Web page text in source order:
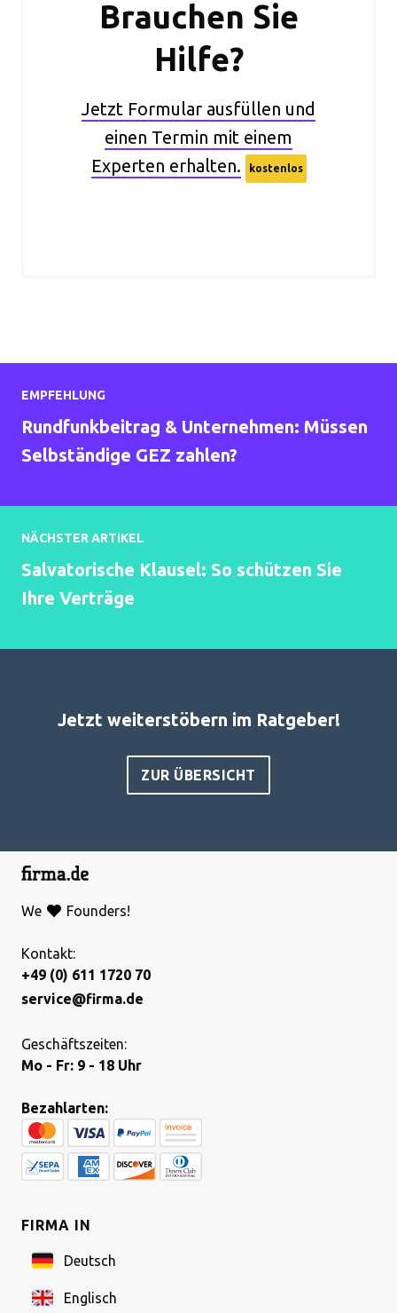
Brauchen Sie
Hilfe?
Jetzt Formular ausfüllen und
einen Termin mit einem
Experten erhalten.
kostenlos
EMPFEHLUNG
Rundfunkbeitrag & Unternehmen: Müssen
Selbständige GEZ zahlen?
NÄCHSTER ARTIKEL
Salvatorische Klausel: So schützen Sie
Ihre Verträge
Jetzt weiterstöbern im Ratgeber!
ZUR ÜBERSICHT
We Founders!
Kontakt:
+49 (0) 611 1720 70
service@firma.de
Geschäftszeiten:
Mo - Fr: 9 - 18 Uhr
Bezahlarten:
FIRMA IN
Deutsch
Englisch